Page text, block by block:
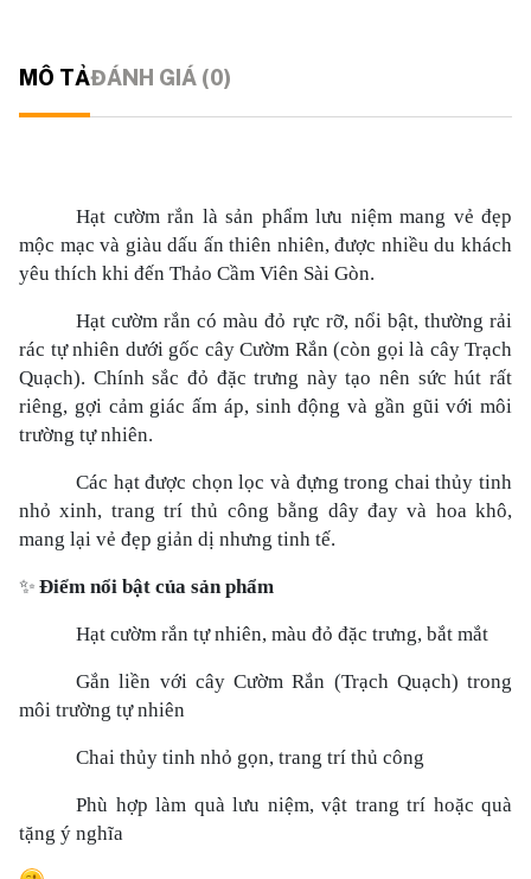
MÔ TẢĐÁNH GIÁ (0)
Hạt cườm rắn là sản phẩm lưu niệm mang vẻ đẹp
mộc mạc và giàu dấu ấn thiên nhiên, được nhiều du khách
yêu thích khi đến Thảo Cầm Viên Sài Gòn.
Hạt cườm rắn có màu đỏ rực rỡ, nổi bật, thường rải
rác tự nhiên dưới gốc cây Cườm Rắn (còn gọi là cây Trạch
Quạch). Chính sắc đỏ đặc trưng này tạo nên sức hút rất
riêng, gợi cảm giác ấm áp, sinh động và gần gũi với môi
trường tự nhiên.
Các hạt được chọn lọc và đựng trong chai thủy tinh
nhỏ xinh, trang trí thủ công bằng dây đay và hoa khô,
mang lại vẻ đẹp giản dị nhưng tinh tế.
✨ Điểm nổi bật của sản phẩm
Hạt cườm rắn tự nhiên, màu đỏ đặc trưng, bắt mắt
Gắn liền với cây Cườm Rắn (Trạch Quạch) trong
môi trường tự nhiên
Chai thủy tinh nhỏ gọn, trang trí thủ công
Phù hợp làm quà lưu niệm, vật trang trí hoặc quà
tặng ý nghĩa